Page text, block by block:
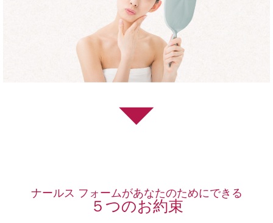
ナールス フォームがあなたのためにできる
５つのお約束